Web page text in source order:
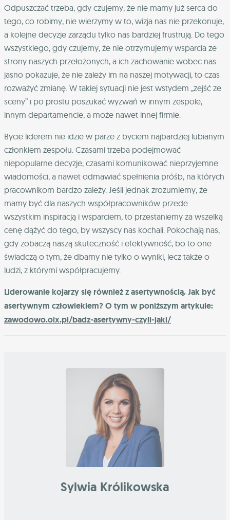
Odpuszczać trzeba, gdy czujemy, że nie mamy już serca do
tego, co robimy, nie wierzymy w to, wizja nas nie przekonuje,
a kolejne decyzje zarządu tylko nas bardziej frustrują. Do tego
wszystkiego, gdy czujemy, że nie otrzymujemy wsparcia ze
strony naszych przełożonych, a ich zachowanie wobec nas
jasno pokazuje, że nie zależy im na naszej motywacji, to czas
rozważyć zmianę. W takiej sytuacji nie jest wstydem „zejść ze
sceny” i po prostu poszukać wyzwań w innym zespole,
innym departamencie, a może nawet innej firmie.
Bycie liderem nie idzie w parze z byciem najbardziej lubianym
członkiem zespołu. Czasami trzeba podejmować
niepopularne decyzje, czasami komunikować nieprzyjemne
wiadomości, a nawet odmawiać spełnienia próśb, na których
pracownikom bardzo zależy. Jeśli jednak zrozumiemy, że
mamy być dla naszych współpracowników przede
wszystkim inspiracją i wsparciem, to przestaniemy za wszelką
cenę dążyć do tego, by wszyscy nas kochali. Pokochają nas,
gdy zobaczą naszą skuteczność i efektywność, bo to one
świadczą o tym, że dbamy nie tylko o wyniki, lecz także o
ludzi, z którymi współpracujemy.
Liderowanie kojarzy się również z asertywnością. Jak być
asertywnym człowiekiem? O tym w poniższym artykule:
zawodowo.olx.pl/badz-asertywny-czyli-jaki/
Sylwia Królikowska